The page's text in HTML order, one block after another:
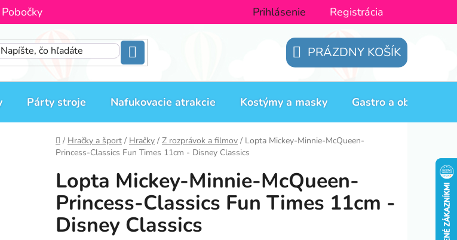
Pobočky Prihlásenie Registrácia
NÁKUPNÝ
KOŠÍK
PRÁZDNY KOŠÍK
Párty stroje Nafukovacie atrakcie Kostýmy a masky Gastro a obaly
Domov
/ Hračky a šport / Hračky / Z rozprávok a filmov / Lopta Mickey-Minnie-McQueen-
Princess-Classics Fun Times 11cm - Disney Classics
Lopta Mickey-Minnie-McQueen-
Princess-Classics Fun Times 11cm -
Disney Classics